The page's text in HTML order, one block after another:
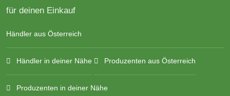
für deinen Einkauf
Händler aus Österreich
Händler in deiner Nähe Produzenten aus Österreich
Produzenten in deiner Nähe